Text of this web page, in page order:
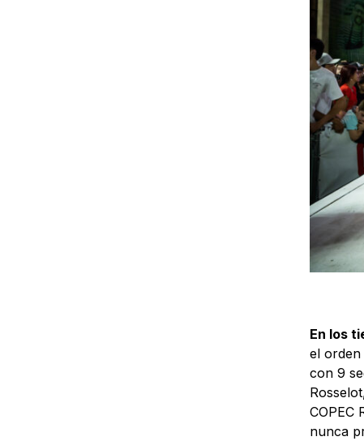
En los
el orden
con 9
COPEC
nunca